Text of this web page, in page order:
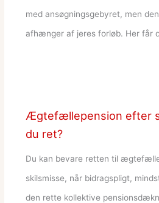
med ansøgningsgebyret, men
afhænger af jeres forløb. Her får
Ægtefællepension efter
du ret?
Du kan bevare retten til
skilsmisse, når bidragspligt,
den rette kollektive